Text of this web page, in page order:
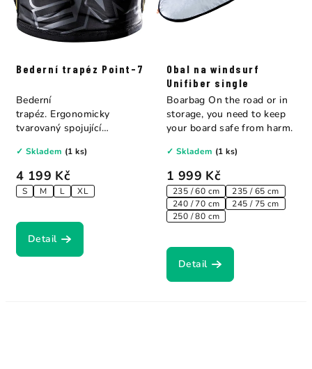
Bederní trapéz Point-7
4 199 Kč
S M L XL
✓ Skladem (1 ks)
Detail
Bederní
trapéz. Ergonomicky
tvarovaný spojující
maximální podporou.
Obal na windsurf
Unifiber single
1 999 Kč
235 / 60 cm
235 / 65 cm
240 / 70 cm
245 / 75 cm
250 / 80 cm
✓ Skladem (1 ks)
Detail
Boarbag On the road or in
storage, you need to keep
your board safe from harm.